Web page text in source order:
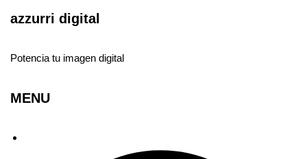
azzurri digital
Potencia tu imagen digital
MENU